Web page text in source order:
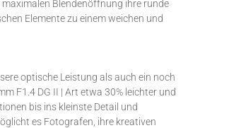
maximalen Blendenöffnung ihre runde
Elemente zu einem weichen und
optische Leistung als auch ein noch
F1.4 DG II | Art etwa 30% leichter und
bis ins kleinste Detail und
es Fotografen, ihre kreativen